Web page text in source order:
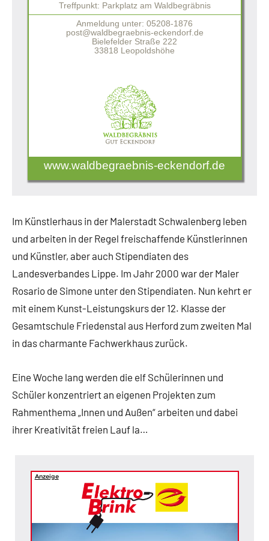
Treffpunkt: Parkplatz am Waldbegräbnis
Anmeldung unter: 05208-1876
post@waldbegraebnis-eckendorf.de
Bielefelder Straße 222
33818 Leopoldshöhe
www.waldbegraebnis-eckendorf.de
Im Künstlerhaus in der Malerstadt Schwalenberg leben
und arbeiten in der Regel freischaffende Künstlerinnen
und Künstler, aber auch Stipendiaten des
Landesverbandes Lippe. Im Jahr 2000 war der Maler
Rosario de Simone unter den Stipendiaten. Nun kehrt er
mit einem Kunst-Leistungskurs der 12. Klasse der
Gesamtschule Friedenstal aus Herford zum zweiten Mal
in das charmante Fachwerkhaus zurück.
Eine Woche lang werden die elf Schülerinnen und
Schüler konzentriert an eigenen Projekten zum
Rahmenthema „Innen und Außen“ arbeiten und dabei
ihrer Kreativität freien Lauf la…
Anzeige